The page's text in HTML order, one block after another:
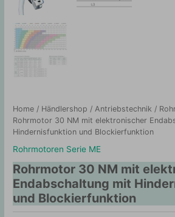
Home / Händlershop /Antriebstechnik /
Rohrmotor 30 NM mit elektronischer
Hindernisfunktion und Blockierfunktion
Rohrmotoren Serie ME
Rohrmotor 30 NM mit
Endabschaltung mit
und Blockierfunktion